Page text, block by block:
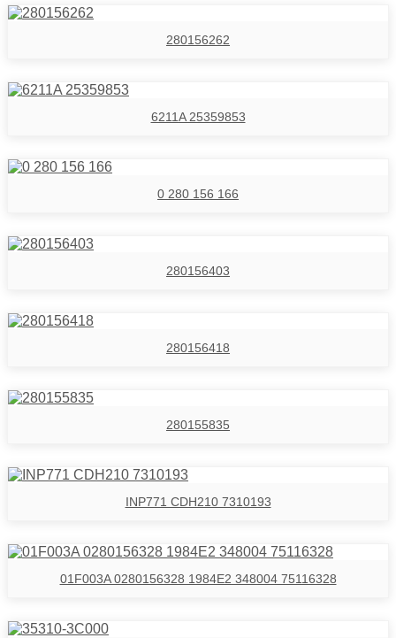
280156262
6211A 25359853
0 280 156 166
280156403
280156418
280155835
INP771 CDH210 7310193
01F003A 0280156328 1984E2 348004 75116328